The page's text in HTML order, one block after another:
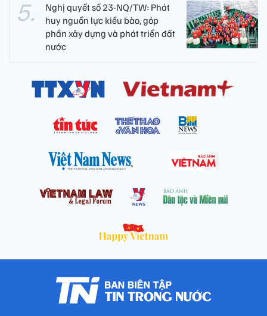
Nghị quyết số 23-NQ/TW: Phát
huy nguồn lực kiều bào, góp
phần xây dựng và phát triển đất
nước